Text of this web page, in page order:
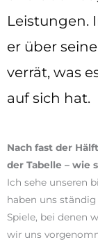
Leistungen.
er über
verrät, was
auf sich hat.
Nach fast der
der Tabelle – wie
Ich sehe unseren
haben uns
Spiele, bei denen
wir uns